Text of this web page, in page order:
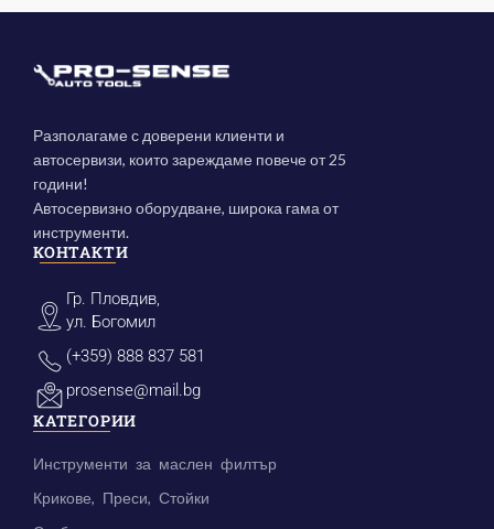
Разполагаме с доверени клиенти и
автосервизи, които зареждаме повече от 25
години!
Автосервизно оборудване, широка гама от
инструменти.
КОНТАКТИ
Гр. Пловдив,
ул. Богомил
(+359) 888 837 581
prosense@mail.bg
КАТЕГОРИИ
Инструменти за маслен филтър
Крикове, Преси, Стойки